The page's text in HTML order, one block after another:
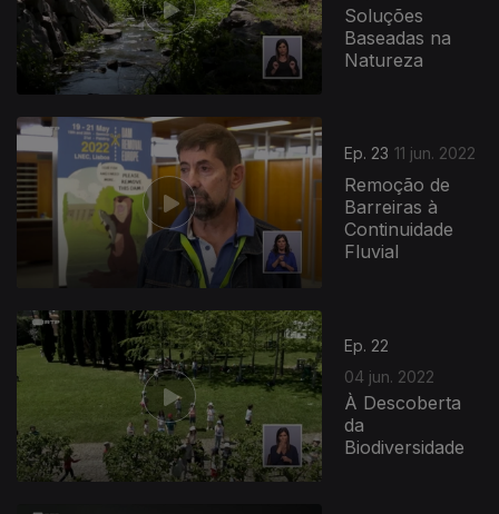
Soluções
Baseadas na
Natureza
Ep. 23 11 jun. 2022
Remoção de
Barreiras à
Continuidade
Fluvial
Ep. 22
04 jun. 2022
À Descoberta
da
Biodiversidade